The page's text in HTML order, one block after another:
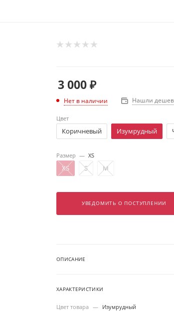
3 000₽
Нет в наличии Нашли
Цвет
Коричневый Изумрудный
Размер — XS
XS S M
УВЕДОМИТЬ О ПОСТУПЛЕНИИ
ОПИСАНИЕ
ХАРАКТЕРИСТИКИ
Цвет товара — Изумрудный